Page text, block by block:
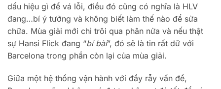
dấu hiệu gì để vá lỗi, điều đó cũng có nghĩa là HLV
đang…bí ý tưởng và không biết làm thế nào để sửa
chữa. Mùa giải mới chỉ trôi qua phân nửa và nếu thật
sự Hansi Flick đang “bí bài”, đó sẽ là tin rất dữ với
Barcelona trong phần còn lại của mùa giải.
Giữa một hệ thống vận hành với đầy rẫy vấn đề,